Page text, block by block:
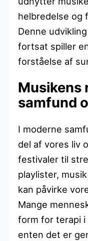
helbredelse og
Denne
fortsat spiller
forståelse af
Musikens
samfund
I moderne
del af vores liv
festivaler til
playlister,
kan påvirke
Mange
form for terapi i
enten det er